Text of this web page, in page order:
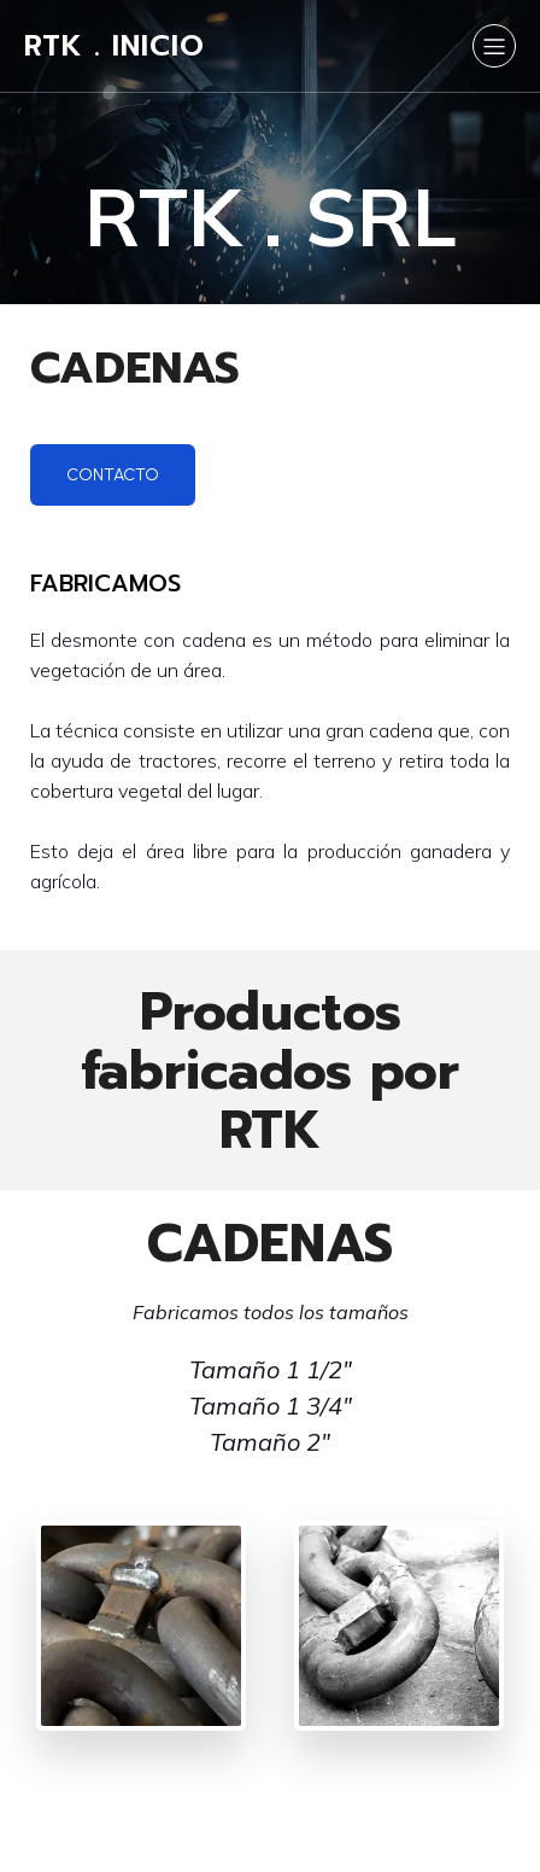
RTK . INICIO
RTK . SRL
CADENAS
CONTACTO
FABRICAMOS
El desmonte con cadena es un método para eliminar la
vegetación de un área.
La técnica consiste en utilizar una gran cadena que, con
la ayuda de tractores, recorre el terreno y retira toda la
cobertura vegetal del lugar.
Esto deja el área libre para la producción ganadera y
agrícola.
Productos
fabricados por
RTK
CADENAS
Fabricamos todos los tamaños
Tamaño 1 1/2″
Tamaño 1 3/4″
Tamaño 2″